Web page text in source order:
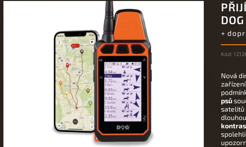
+
Kód:
Nová
psů
satelitů
dlouhou